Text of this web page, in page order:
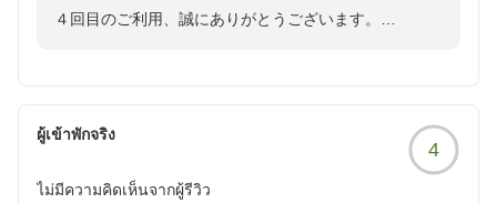
宴会場も備えておりますので、団体様でのご利用も可能
４回目のご利用、誠にありがとうございます。
ヘビーユーザー様の「大満足でした」のお言葉は、何よ
り励みになり、スタッフ一同やりがいを感じておりま
す。
ผู้เข้าพักจริง
4
ไม่มีความคิดเห็นจากผู้รีวิว